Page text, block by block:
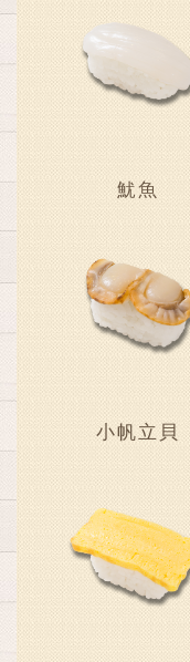
魷魚
小帆立貝